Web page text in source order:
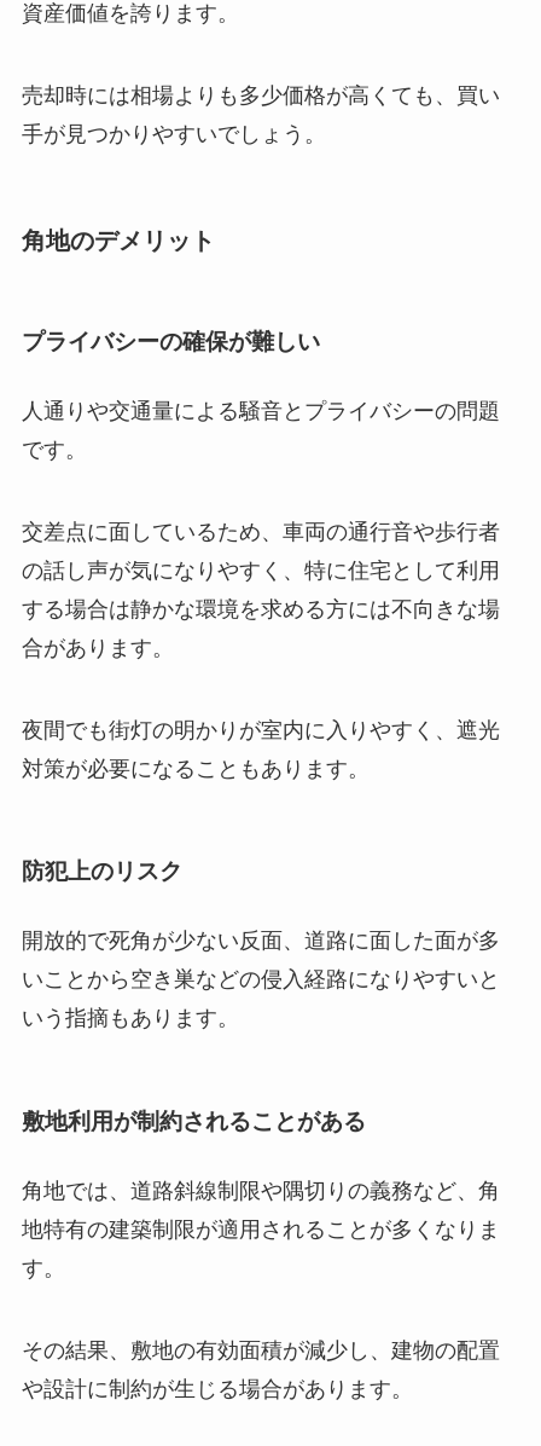
資産価値を誇ります。
売却時には相場よりも多少価格が高くても、買い
手が見つかりやすいでしょう。
角地のデメリット
プライバシーの確保が難しい
人通りや交通量による騒音とプライバシーの問題
です。
交差点に面しているため、車両の通行音や歩行者
の話し声が気になりやすく、特に住宅として利用
する場合は静かな環境を求める方には不向きな場
合があります。
夜間でも街灯の明かりが室内に入りやすく、遮光
対策が必要になることもあります。
防犯上のリスク
開放的で死角が少ない反面、道路に面した面が多
いことから空き巣などの侵入経路になりやすいと
いう指摘もあります。
敷地利用が制約されることがある
角地では、道路斜線制限や隅切りの義務など、角
地特有の建築制限が適用されることが多くなりま
す。
その結果、敷地の有効面積が減少し、建物の配置
や設計に制約が生じる場合があります。